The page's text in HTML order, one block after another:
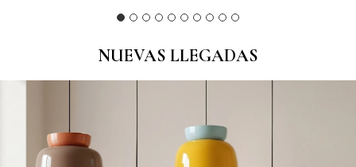
NUEVAS LLEGADAS